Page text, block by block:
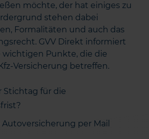
möchte, der hat einiges zu
stehen dabei
Formalitäten und auch das
GVV Direkt informiert
wichtigen Punkte, die die
Versicherung betreffen.
Stichtag für die
per Mail